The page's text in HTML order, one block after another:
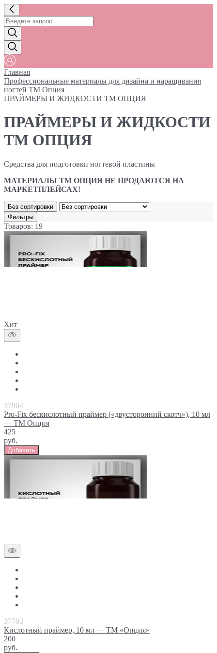
Главная
Профессиональные материалы для дизайна и наращивания
ногтей ТМ Опция
ПРАЙМЕРЫ И ЖИДКОСТИ ТМ ОПЦИЯ
ПРАЙМЕРЫ И ЖИДКОСТИ
ТМ ОПЦИЯ
Средства для подготовки ногтевой пластины
МАТЕРИАЛЫ ТМ ОПЦИЯ НЕ ПРОДАЮТСЯ НА
МАРКЕТПЛЕЙСАХ!
Без сортировки
Фильтры
Товаров: 19
Хит
37904
Pro-Fix бескислотный праймер («двусторонний скотч»), 10 мл
— ТМ Опция
425
руб.
Добавить
37703
Кислотный праймер, 10 мл — ТМ «Опция»
200
руб.